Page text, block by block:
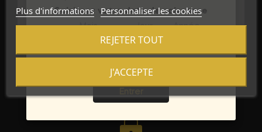
Références spécifiques
Plus d'informations Personnaliser les cookies
REJETER TOUT
J'ACCEPTE
Saisissez votre date de naissance
Mois
Jour Année
Sortie